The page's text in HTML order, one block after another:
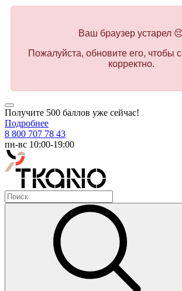
Ваш браузер устарел
Пожалуйста, обновите его, чтобы
корректно.
Получите 500 баллов уже сейчас!
Подробнее
8 800 707 78 43
пн-вс 10:00-19:00